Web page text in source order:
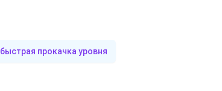
быстрая прокачка уровня